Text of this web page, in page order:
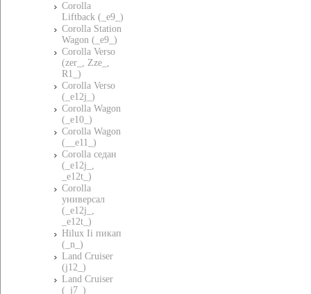
Corolla
Liftback (_e9_)
Corolla Station
Wagon (_e9_)
Corolla Verso
(zer_, Zze_,
R1_)
Corolla Verso
(_e12j_)
Corolla Wagon
(_e10_)
Corolla Wagon
(__e11_)
Corolla седан
(_e12j_,
_e12t_)
Corolla
универсал
(_e12j_,
_e12t_)
Hilux Ii пикап
(_n_)
Land Cruiser
(j12_)
Land Cruiser
(_j7_)